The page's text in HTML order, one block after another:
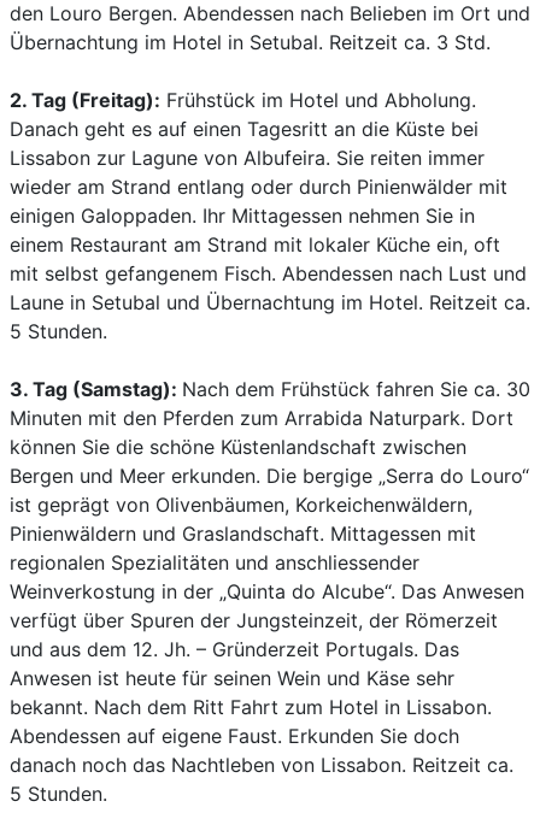
den Louro Bergen. Abendessen nach Belieben im Ort und
Übernachtung im Hotel in Setubal. Reitzeit ca. 3 Std.
2. Tag (Freitag): Frühstück im Hotel und Abholung.
Danach geht es auf einen Tagesritt an die Küste bei
Lissabon zur Lagune von Albufeira. Sie reiten immer
wieder am Strand entlang oder durch Pinienwälder mit
einigen Galoppaden. Ihr Mittagessen nehmen Sie in
einem Restaurant am Strand mit lokaler Küche ein, oft
mit selbst gefangenem Fisch. Abendessen nach Lust und
Laune in Setubal und Übernachtung im Hotel. Reitzeit ca.
5 Stunden.
3. Tag (Samstag): Nach dem Frühstück fahren Sie ca. 30
Minuten mit den Pferden zum Arrabida Naturpark. Dort
können Sie die schöne Küstenlandschaft zwischen
Bergen und Meer erkunden. Die bergige „Serra do Louro“
ist geprägt von Olivenbäumen, Korkeichenwäldern,
Pinienwäldern und Graslandschaft. Mittagessen mit
regionalen Spezialitäten und anschliessender
Weinverkostung in der „Quinta do Alcube“. Das Anwesen
verfügt über Spuren der Jungsteinzeit, der Römerzeit
und aus dem 12. Jh. – Gründerzeit Portugals. Das
Anwesen ist heute für seinen Wein und Käse sehr
bekannt. Nach dem Ritt Fahrt zum Hotel in Lissabon.
Abendessen auf eigene Faust. Erkunden Sie doch
danach noch das Nachtleben von Lissabon. Reitzeit ca.
5 Stunden.